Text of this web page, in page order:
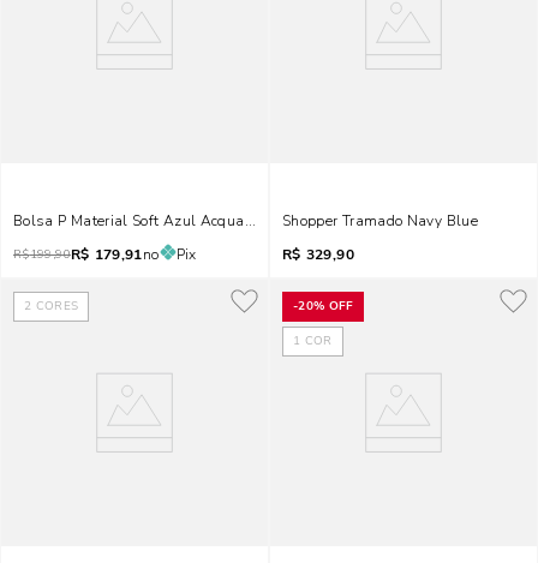
Bolsa P Material Soft Azul Acqua 2
R$199,90R$ 179,91no Pix
Shopper Tramado Navy Blue
R$ 329,90
2 CORES -20% OFF
1 COR